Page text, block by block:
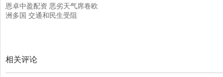
恩卓中盈配资 恶劣天气席卷欧
洲多国 交通和民生受阻
相关评论